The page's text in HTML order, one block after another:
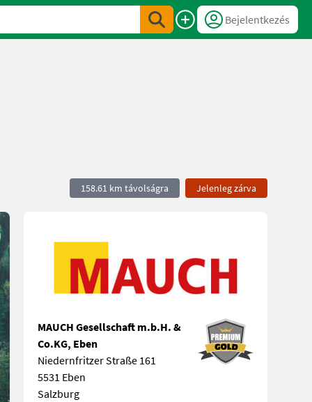
Bejelentkezés
158.61 km távolságra Jelenleg zárva
MAUCH Gesellschaft m.b.H. &
Co.KG, Eben
Niedernfritzer Straße 161
5531 Eben
Salzburg